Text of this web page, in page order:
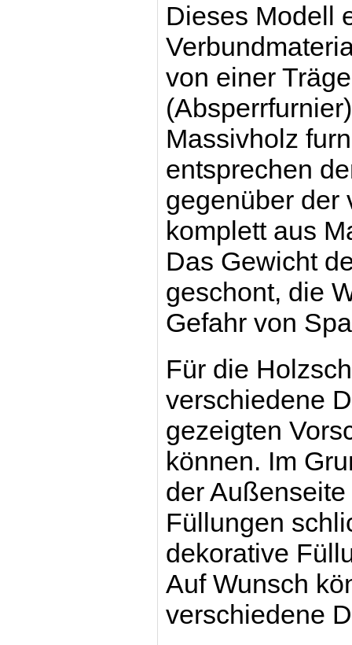
Dieses Modell
von einer
Massivholz
entsprechen
gegenüber der
komplett aus
Das Gewicht
geschont, die
Gefahr von
Für die
verschiedene
gezeigten
können. Im
der
Füllungen
dekorative
Auf Wunsch
verschiedene